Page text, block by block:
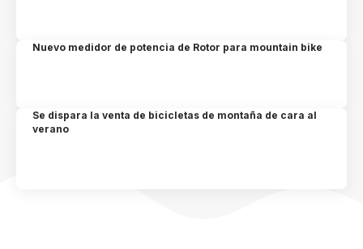
Nuevo medidor de potencia de Rotor para mountain bike
Se dispara la venta de bicicletas de montaña de cara al
verano